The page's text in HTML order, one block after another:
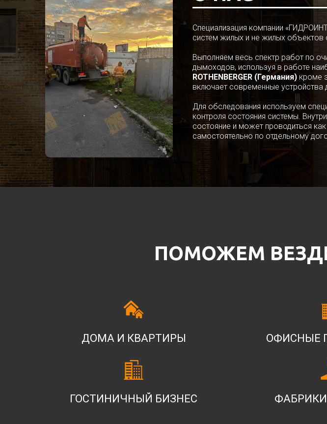
Специализация компании
систем жилых и не жилых
Выполняем весь спектр работ по
дымоходов, используя в работе
ROTHENBERGER (Германия) кроме
включает современные устройства
Для обследования используем
контроля состояния системы.
состояние и может проводиться
самостоятельно по отдельному
ПОМОЖЕМ
ДОМА И КВАРТИРЫ ОФИСНЫЕ
ГОСТИНИЧНЫЙ БИЗНЕС